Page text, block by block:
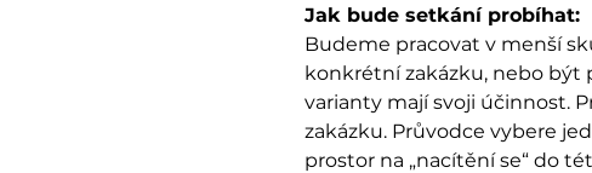
Jak bude setkání probíhat:
Budeme pracovat v menší
konkrétní zakázku, nebo být
varianty mají svoji účinnost.
zakázku. Průvodce vybere
prostor na „nacítění se“ do